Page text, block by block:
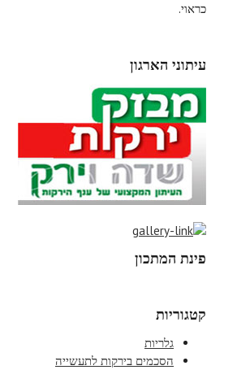
כראוי.
עיתוני הארגון
פינת המתכון
קטגוריות
גלריות
הסכמים בירקות לתעשייה